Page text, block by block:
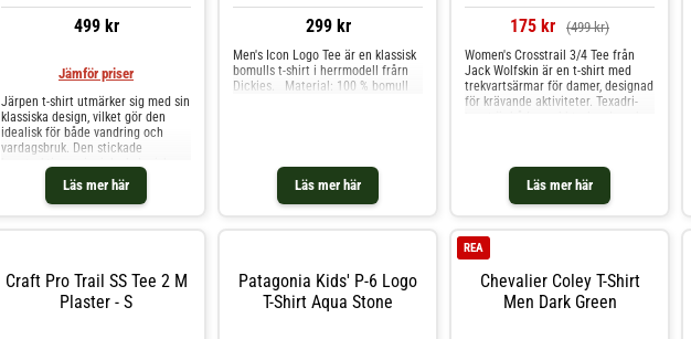
499 kr
Läs mer här
Jämför priser
Järpen t-shirt utmärker sig med sin
klassiska design, vilket gör den
idealisk för både vandring och
vardagsbruk. Den stickade
bomull säkerställer både
hållbarhet och en behaglig känsla
mot huden. Rund halsringning med
299 kr
Läs mer här
Men's Icon Logo Tee är en klassisk
bomulls t-shirt i herrmodell frårn
Dickies. Material: 100 % bomull
175 kr (499 kr)
Läs mer här
Women's Crosstrail 3/4 Tee från
Jack Wolfskin är en t-shirt med
trekvartsärmar för damer, designad
för krävande aktiviteter. Texadri-
Snabbtorkande och ventilerande
Material: 100 % polyester
Craft Pro Trail SS Tee 2 M
Plaster - S
Patagonia Kids' P-6 Logo
T-Shirt Aqua Stone
Chevalier Coley T-Shirt
Men Dark Green
REA